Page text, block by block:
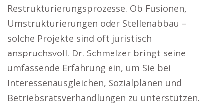
Restrukturierungsprozesse. Ob Fusionen,
Umstrukturierungen oder Stellenabbau –
solche Projekte sind oft juristisch
anspruchsvoll. Dr. Schmelzer bringt seine
umfassende Erfahrung ein, um Sie bei
Interessenausgleichen, Sozialplänen und
Betriebsratsverhandlungen zu unterstützen.